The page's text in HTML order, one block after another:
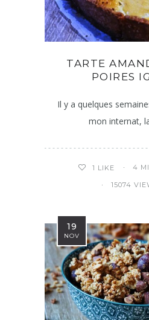
TARTE
POIRES
Il y a quelques
mon internat,
1 LIKE 4
15074
19
NOV